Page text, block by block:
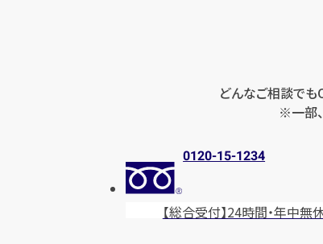
どんなご相談でも
※一部
0120-15-1234
【総合受付】24時間・年中無